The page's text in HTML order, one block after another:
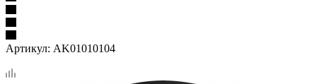
Артикул: AK01010104